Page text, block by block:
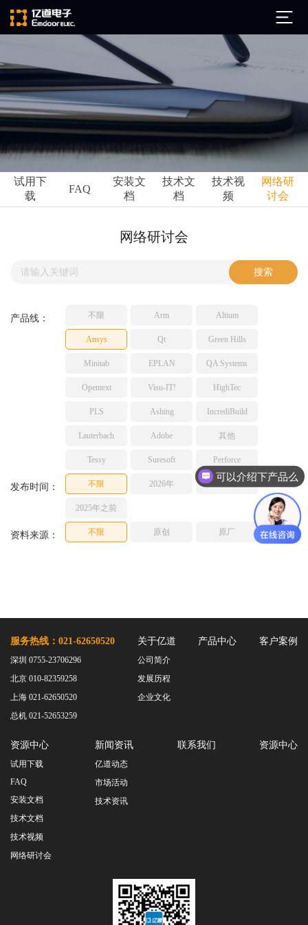
公司简介
发展历程
企业文化
ARM
Ansys
Perforce
TESSY
亿道动态
市场活动
技术文档
网络研讨会
试用下
载
FAQ
安装文
档
技术文
档
技术视
频
网络研
讨会
网络研讨会
产品线： 不限 Arm Altium
Ansys Qt Green Hills
Minitab EPLAN QA Systems
Opentext Visu-IT! HighTec
PLS Ashing IncrediBuild
Lauterbach Adobe 其他
Tessy Suresoft Perforce
发布时间： 不限 2026年 2025年
2025年之前
资料来源： 不限 原创 原厂
服务热线：021-62650520
深圳 0755-23706296
北京 010-82359258
上海 021-62650520
总机 021-52653259
关于亿道
公司简介
发展历程
企业文化
产品中心 客户案例
资源中心
试用下载
FAQ
安装文档
技术文档
技术视频
网络研讨会
新闻资讯
亿道动态
市场活动
技术资讯
联系我们 资源中心
可以介绍下产品么